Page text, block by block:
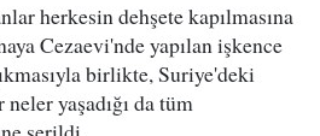
herkesin dehşete kapılmasına
Cezaevi'nde yapılan işkence
birlikte, Suriye'deki
yaşadığı da tüm